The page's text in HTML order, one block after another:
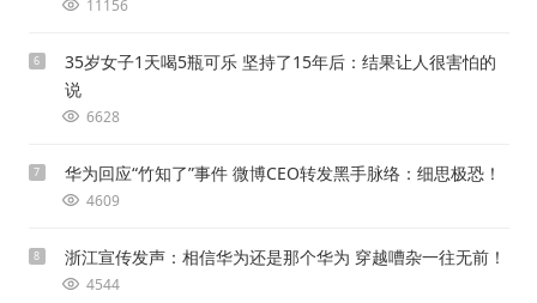
11156
6
35岁女子1天喝5瓶可乐 坚持了15年后：结果让人很害怕的
说
6628
7 华为回应“竹知了”事件 微博CEO转发黑手脉络：细思极恐！
4609
8 浙江宣传发声：相信华为还是那个华为 穿越嘈杂一往无前！
4544